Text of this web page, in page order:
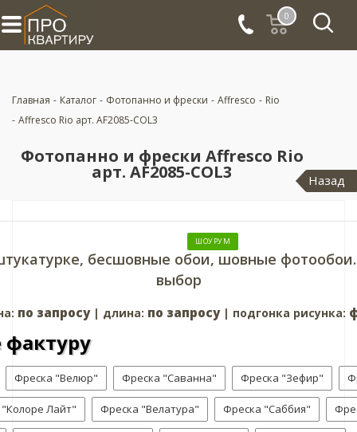
0
Главная - Каталог - Фотопанно и фрески - Affresco - Rio
- Affresco Rio арт. AF2085-COL3
Фотопанно и фрески Affresco Rio
арт. AF2085-COL3 Назад
ШОУРУМ
бесшовные обои, шовные
выбор
по запросу| длина: по запросу| подгонка рисунка:
Фреска "Велюр" Фреска "Саванна" Фреска "Зефир"
Лайт" Фреска "Велатура" Фреска "Саббия"